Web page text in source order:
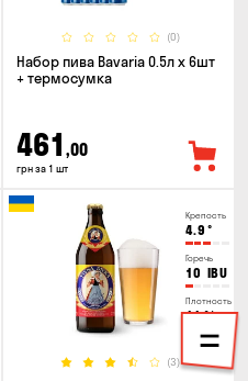
(0)
Набор пива Bavaria 0.5л х 6шт
+ термосумка
461 ,00
грн за 1 шт
Крепость
4.9 °
Горечь
10 IBU
Плотность
11%
(3)